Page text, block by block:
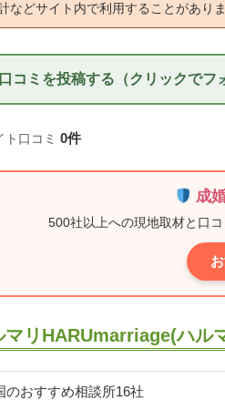
などサイト内で利用することがありま
口コミを投稿する（クリックでフ
ト口コミ 0件
成
500社以上への現地取材と口
マリHARUmarriage(ハル
のおすすめ相談所16社